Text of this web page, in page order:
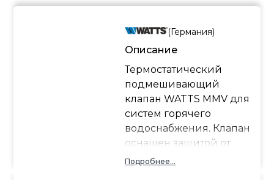
(Германия)
Описание
Термостатический
подмешивающий
клапан WATTS MMV для
систем горячего
водоснабжения. Клапан
оснащен защитой от
ожога: перекрывающий
Подробнее...